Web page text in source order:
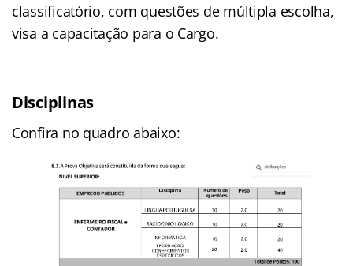
classificatório, com questões de múltipla escolha,
visa a capacitação para o Cargo.
Disciplinas
Confira no quadro abaixo: